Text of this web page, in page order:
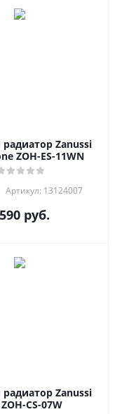
Zanussi
ZOH-ES-11WN
Артикул: 13124007
руб.
Zanussi
CS-07W